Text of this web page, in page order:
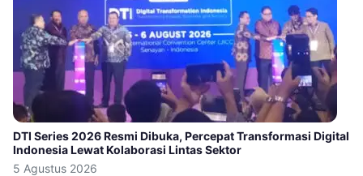
DTI Series 2026 Resmi Dibuka, Percepat Transformasi Digital
Indonesia Lewat Kolaborasi Lintas Sektor
5 Agustus 2026